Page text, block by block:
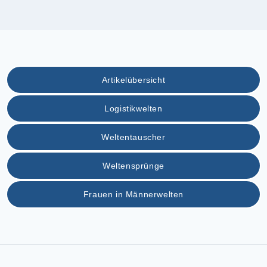
Artikelübersicht
Logistikwelten
Weltentauscher
Weltensprünge
Frauen in Männerwelten